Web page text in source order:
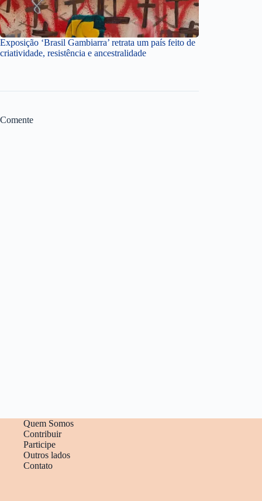
Exposição ‘Brasil Gambiarra’ retrata um país feito de
criatividade, resistência e ancestralidade
Comente
Quem Somos
Contribuir
Participe
Outros lados
Contato